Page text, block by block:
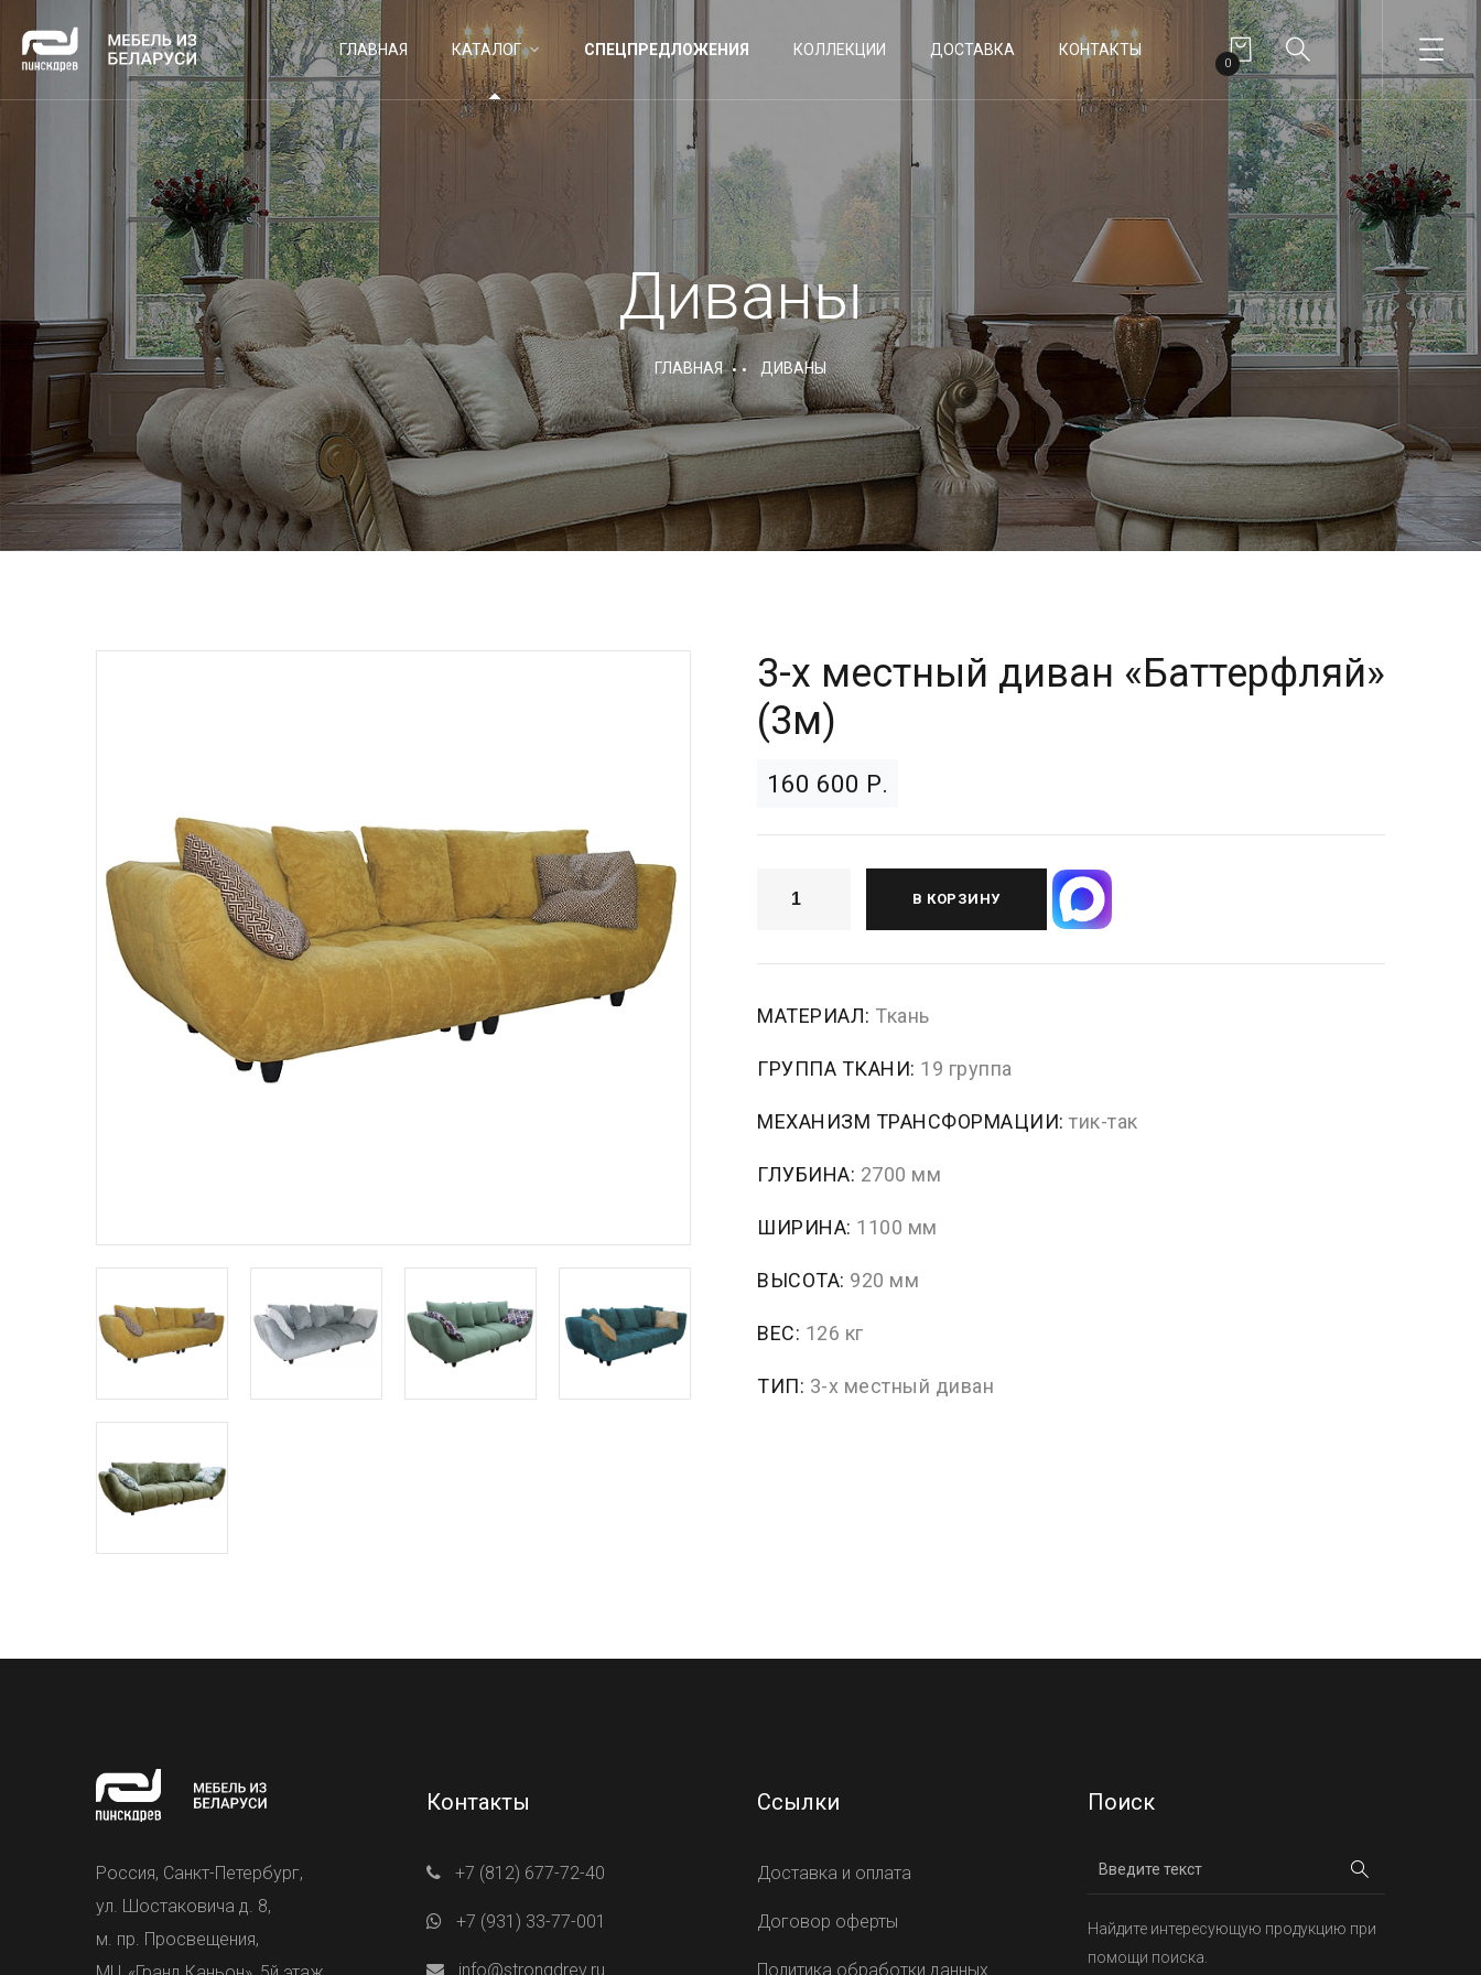
ГЛАВНАЯ КАТАЛОГ СПЕЦПРЕДЛОЖЕНИЯ КОЛЛЕКЦИИ ДОСТАВКА КОНТАКТЫ
0
Диваны
ГЛАВНАЯ ДИВАНЫ
3-х местный диван «Баттерфляй»
(3м)
160 600 Р.
В КОРЗИНУ
МАТЕРИАЛ: Ткань
ГРУППА ТКАНИ: 19 группа
МЕХАНИЗМ ТРАНСФОРМАЦИИ: тик-так
ГЛУБИНА: 2700 мм
ШИРИНА: 1100 мм
ВЫСОТА: 920 мм
ВЕС: 126 кг
ТИП: 3-х местный диван
Россия, Санкт-Петербург,
ул. Шостаковича д. 8,
м. пр. Просвещения,
Контакты
+7 (812) 677-72-40
+7 (931) 33-77-001
info@strongdrev.ru
Ссылки
Доставка и оплата
Договор оферты
Политика обработки данных
Поиск
Найдите интересующую продукцию при
помощи поиска.